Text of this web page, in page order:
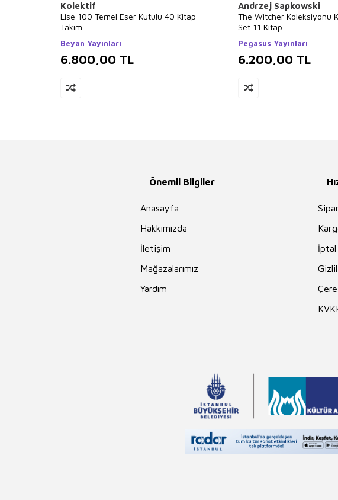
Kolektif
Lise 100 Temel Eser Kutulu 40 Kitap
Takım
Beyan Yayınları
6.800,00 TL
Andrzej Sapkowski
The Witcher Koleksiyonu
Set 11 Kitap
Pegasus Yayınları
6.200,00 TL
Önemli Bilgiler
Anasayfa
Hakkımızda
İletişim
Mağazalarımız
Yardım